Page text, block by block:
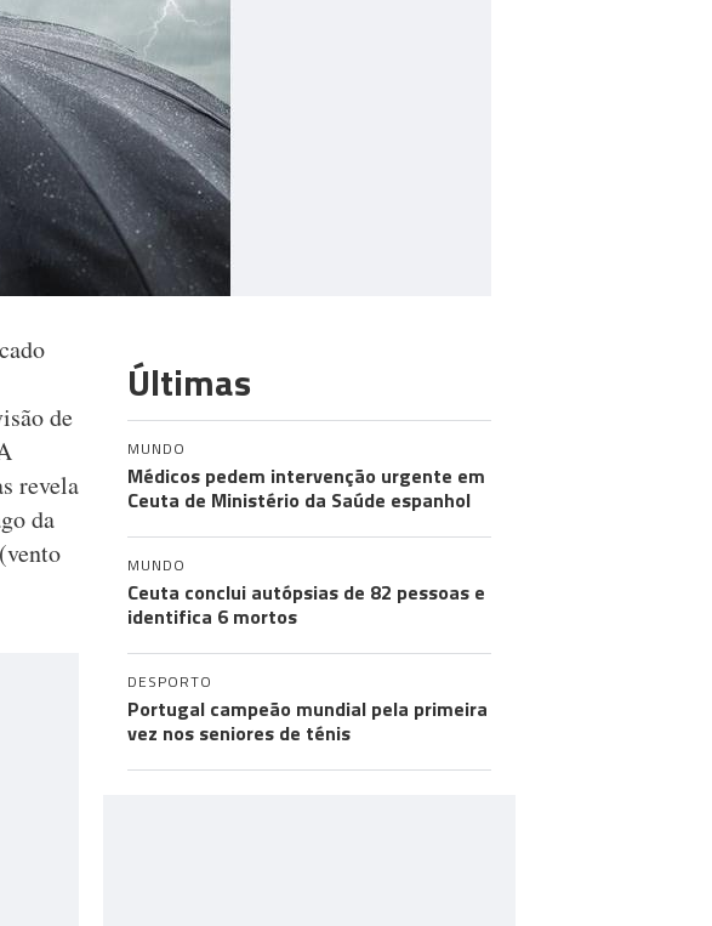
de
revela
da
Últimas
MUNDO
Médicos pedem intervenção urgente em
Ceuta de Ministério da Saúde espanhol
MUNDO
Ceuta conclui autópsias de 82 pessoas e
identifica 6 mortos
DESPORTO
Portugal campeão mundial pela primeira
vez nos seniores de ténis